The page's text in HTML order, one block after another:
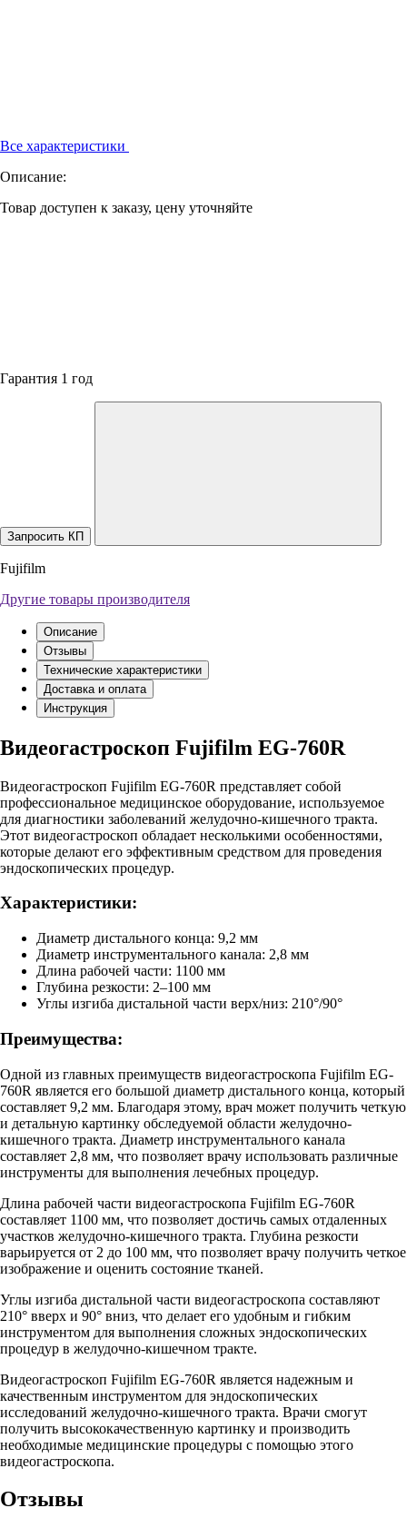
Все характеристики
Описание:
Товар доступен к заказу, цену уточняйте
Гарантия 1 год
Запросить КП
Fujifilm
Другие товары производителя
Описание
Отзывы
Технические характеристики
Доставка и оплата
Инструкция
Видеогастроскоп Fujifilm EG-760R
Видеогастроскоп Fujifilm EG-760R представляет собой
профессиональное медицинское оборудование, используемое
для диагностики заболеваний желудочно-кишечного тракта.
Этот видеогастроскоп обладает несколькими особенностями,
которые делают его эффективным средством для проведения
эндоскопических процедур.
Характеристики:
Диаметр дистального конца: 9,2 мм
Диаметр инструментального канала: 2,8 мм
Длина рабочей части: 1100 мм
Глубина резкости: 2–100 мм
Углы изгиба дистальной части верх/низ: 210°/90°
Преимущества:
Одной из главных преимуществ видеогастроскопа Fujifilm EG-
760R является его большой диаметр дистального конца, который
составляет 9,2 мм. Благодаря этому, врач может получить четкую
и детальную картинку обследуемой области желудочно-
кишечного тракта. Диаметр инструментального канала
составляет 2,8 мм, что позволяет врачу использовать различные
инструменты для выполнения лечебных процедур.
Длина рабочей части видеогастроскопа Fujifilm EG-760R
составляет 1100 мм, что позволяет достичь самых отдаленных
участков желудочно-кишечного тракта. Глубина резкости
варьируется от 2 до 100 мм, что позволяет врачу получить четкое
изображение и оценить состояние тканей.
Углы изгиба дистальной части видеогастроскопа составляют
210° вверх и 90° вниз, что делает его удобным и гибким
инструментом для выполнения сложных эндоскопических
процедур в желудочно-кишечном тракте.
Видеогастроскоп Fujifilm EG-760R является надежным и
качественным инструментом для эндоскопических
исследований желудочно-кишечного тракта. Врачи смогут
получить высококачественную картинку и производить
необходимые медицинские процедуры с помощью этого
видеогастроскопа.
Отзывы